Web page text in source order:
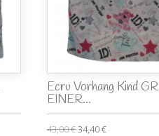
Ecru Vorhang Kind
EINER...
43,00 €34,40 €